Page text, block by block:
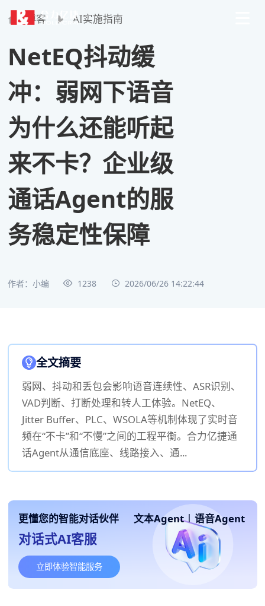
博客 AI实施指南
NetEQ抖动缓
冲：弱网下语音
为什么还能听起
来不卡？企业级
通话Agent的服
务稳定性保障
作者：小编 1238 2026/06/26 14:22:44
全文摘要
弱网、抖动和丢包会影响语音连续性、ASR识别、
VAD判断、打断处理和转人工体验。NetEQ、
Jitter Buffer、PLC、WSOLA等机制体现了实时音
频在“不卡”和“不慢”之间的工程平衡。合力亿捷通
话Agent从通信底座、线路接入、通...
更懂您的智能对话伙伴 文本Agent | 语音Agent
对话式AI客服
立即体验智能服务